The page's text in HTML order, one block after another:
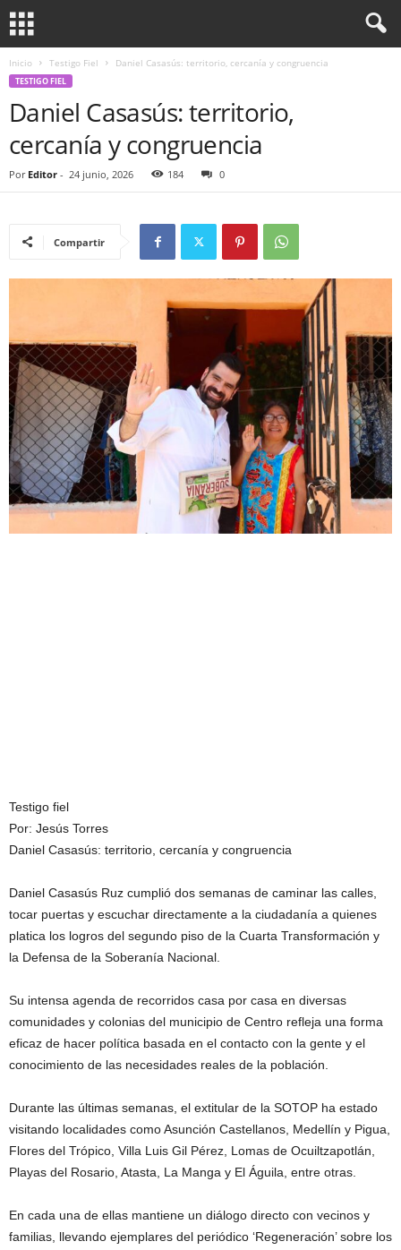
Inicio Testigo Fiel Daniel Casasús: territorio, cercanía y congruencia
TESTIGO FIEL
Daniel Casasús: territorio,
cercanía y congruencia
Por Editor - 24 junio, 2026 184 0
Compartir
Testigo fiel
Por: Jesús Torres
Daniel Casasús: territorio, cercanía y congruencia
Daniel Casasús Ruz cumplió dos semanas de caminar las calles,
tocar puertas y escuchar directamente a la ciudadanía a quienes
platica los logros del segundo piso de la Cuarta Transformación y
la Defensa de la Soberanía Nacional.
Su intensa agenda de recorridos casa por casa en diversas
comunidades y colonias del municipio de Centro refleja una forma
eficaz de hacer política basada en el contacto con la gente y el
conocimiento de las necesidades reales de la población.
Durante las últimas semanas, el extitular de la SOTOP ha estado
visitando localidades como Asunción Castellanos, Medellín y Pigua,
Flores del Trópico, Villa Luis Gil Pérez, Lomas de Ocuiltzapotlán,
Playas del Rosario, Atasta, La Manga y El Águila, entre otras.
En cada una de ellas mantiene un diálogo directo con vecinos y
familias, llevando ejemplares del periódico ‘Regeneración’ sobre los